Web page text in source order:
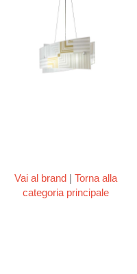
Vai al brand| Torna alla
categoria principale